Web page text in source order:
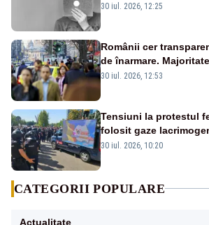
30 iul. 2026, 12:25
Românii cer
de înarmare.
reală și industrie locală
30 iul. 2026, 12:53
Tensiuni la protestul
folosit gaze
Poporului face apel la
30 iul. 2026, 10:20
CATEGORII POPULARE
Actualitate